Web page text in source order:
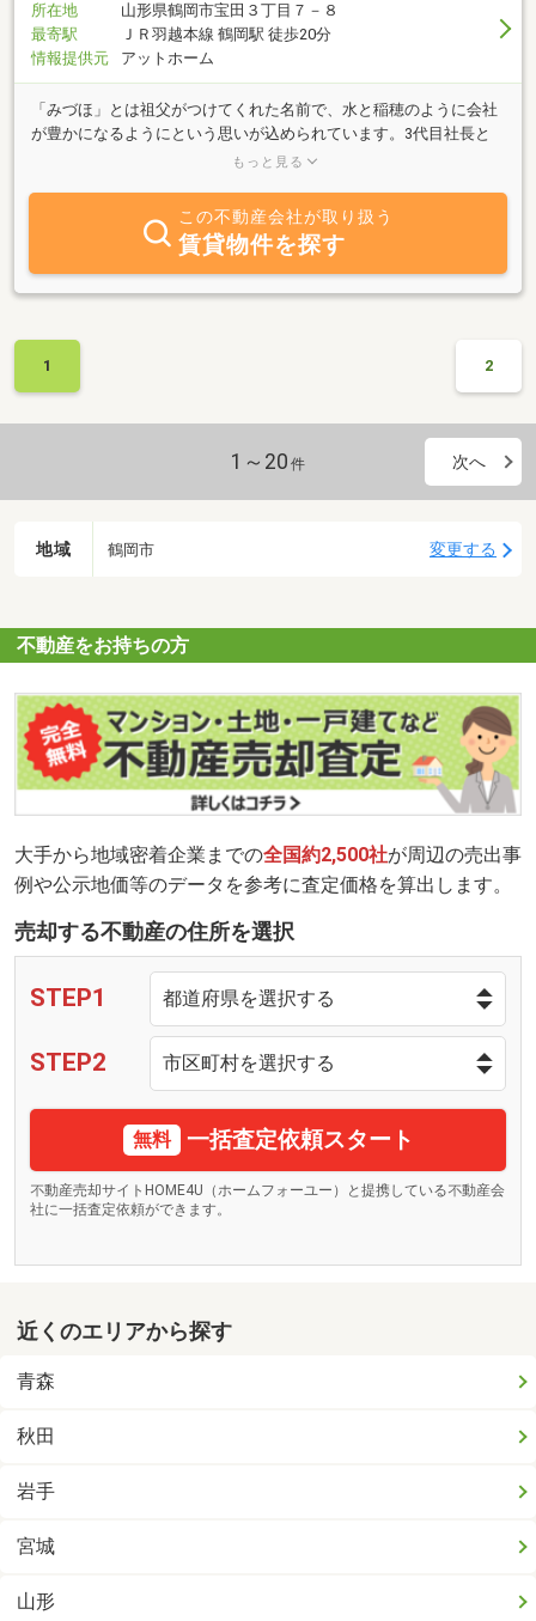
所在地
山形県鶴岡市宝田３丁目７－８
最寄駅
ＪＲ羽越本線 鶴岡駅 徒歩20分
情報提供元
アットホーム
「みづほ」とは祖父がつけてくれた名前で、水と稲穂のように会社
が豊かになるようにという思いが込められています。3代目社長と
して、これから先も創業時の想いを継承し、首を垂れた稲穂のよう
いります。おかげさまで、みづほ建築設計は年間200件超の新築リ
フォーム・メンテナンスの対応をしております。新築やリフォーム
をするのはもちろんですがアフターサービスにも力をいれ、20年後
のお客様の生活を想像して提案とサポートをしております。みづほ
建築設計はお客様の家族が笑顔になる新築・リフォームを掲げ仕事
もっと見る
この不動産会社が取り扱う
賃貸物件を探す
1 2
1～20 件 次へ
地域 鶴岡市 変更する
不動産をお持ちの方
大手から地域密着企業までの全国約2,500社が周辺の売出事
例や公示地価等のデータを参考に査定価格を算出します。
売却する不動産の住所を選択
STEP1
STEP2
無料 一括査定依頼スタート
不動産売却サイトHOME4U（ホームフォーユー）と提携している不動産会
社に一括査定依頼ができます。
近くのエリアから探す
青森
秋田
岩手
宮城
山形